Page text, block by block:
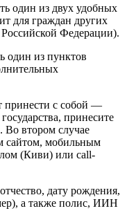
один из двух удобных
для граждан других
Российской Федерации).
один из пунктов
принести с собой —
принесите
Во втором случае
сайтом, мобильным
(Киви) или call-
дату рождения,
а также полис, ИИН